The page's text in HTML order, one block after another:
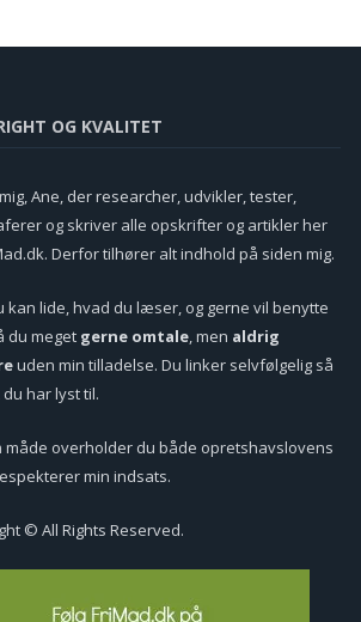
OG KVALITET
Ane, der researcher, udvikler, tester,
og skriver alle opskrifter og artikler her
Derfor tilhører alt indhold på siden mig.
kan lide, hvad du læser, og gerne vil benytte
du meget gerne omtale , men aldrig
uden min tilladelse. Du linker selvfølgelig så
har lyst til.
måde overholder du både opretshavslovens
min indsats.
© All Rights Reserved.